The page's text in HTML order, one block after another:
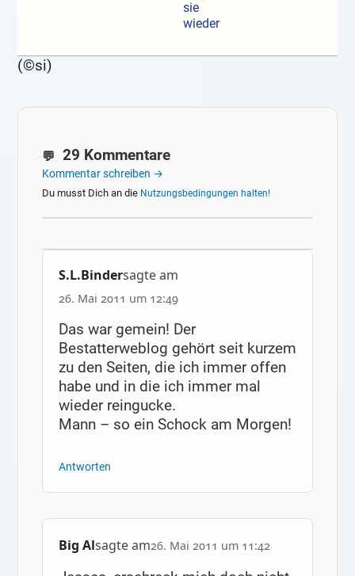
sie
wieder
(©si)
29 Kommentare
Kommentar schreiben →
Du musst Dich an die Nutzungsbedingungen halten!
S.L.Bindersagte am
26. Mai 2011 um 12:49
Das war gemein! Der
Bestatterweblog gehört seit kurzem
zu den Seiten, die ich immer offen
habe und in die ich immer mal
wieder reingucke.
Mann – so ein Schock am Morgen!
Antworten
Big Alsagte am26. Mai 2011 um 11:42